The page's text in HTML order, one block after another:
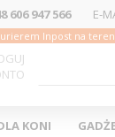
606 947 566 E-
Inpost na
KONI